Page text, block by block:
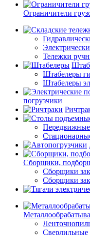
Ограничители
Тележки
Штабелеры
Штабелеры
погрузчики
Сборщики,
Сборщики
Сборщики
Сверлильные